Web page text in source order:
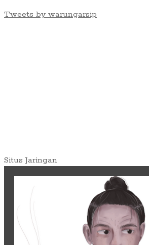
Tweets by warungarsip
Situs Jaringan